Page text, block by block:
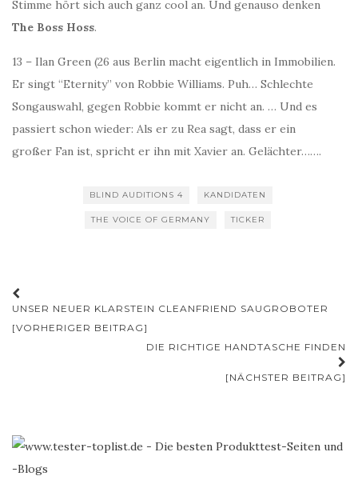
Stimme hört sich auch ganz cool an. Und genauso denken
The Boss Hoss.
13 – Ilan Green (26 aus Berlin macht eigentlich in Immobilien.
Er singt “Eternity” von Robbie Williams. Puh… Schlechte
Songauswahl, gegen Robbie kommt er nicht an. … Und es
passiert schon wieder: Als er zu Rea sagt, dass er ein
großer Fan ist, spricht er ihn mit Xavier an. Gelächter…….
BLIND AUDITIONS 4 KANDIDATEN
THE VOICE OF GERMANY TICKER
Beitrags-
Navigation
UNSER NEUER KLARSTEIN CLEANFRIEND SAUGROBOTER
[VORHERIGER BEITRAG]
DIE RICHTIGE HANDTASCHE FINDEN
[NÄCHSTER BEITRAG]